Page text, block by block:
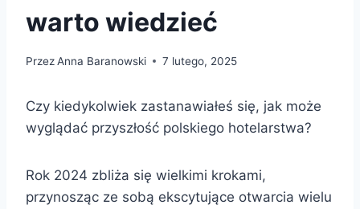
warto wiedzieć
PrzezAnna Baranowski 7 lutego, 2025
Czy kiedykolwiek zastanawiałeś się, jak może
wyglądać przyszłość polskiego hotelarstwa?
Rok 2024 zbliża się wielkimi krokami,
przynosząc ze sobą ekscytujące otwarcia wielu